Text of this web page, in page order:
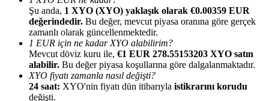
Şu anda, 1 XYO (XYO) yaklaşık olarak €0.00359 EUR
değerindedir. Bu değer, mevcut piyasa oranına göre gerçek
zamanlı olarak güncellenmektedir.
1 EUR için ne kadar XYO alabilirim?
Mevcut döviz kuru ile, €1 EUR 278.55153203 XYO satın
alabilir. Bu değer piyasa koşullarına göre dalgalanmaktadır.
XYO fiyatı zamanla nasıl değişti?
24 saat: XYO'nin fiyatı dün itibarıyla istikrarını korudu
değişti.